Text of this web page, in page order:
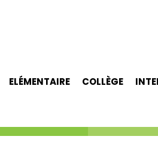
ELÉMENTAIRE COLLÈGE